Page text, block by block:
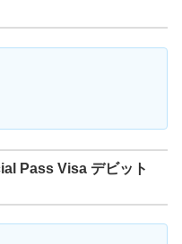
Pass Visa デビット